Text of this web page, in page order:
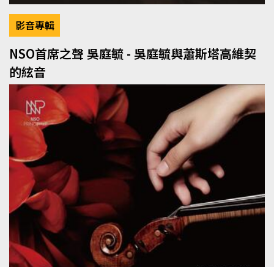
影音專輯
NSO首席之聲 吳庭毓 - 吳庭毓與蕭斯塔高維契
的絃音